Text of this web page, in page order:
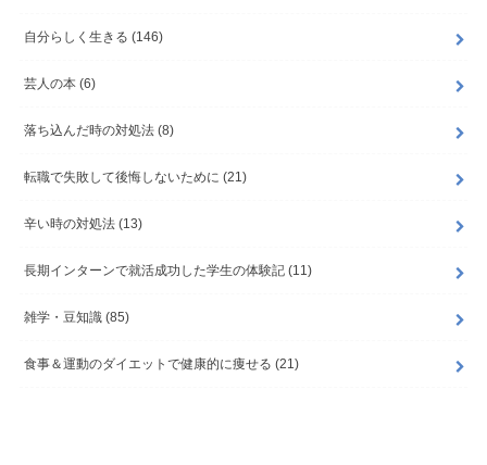
自分らしく生きる (146)
芸人の本 (6)
落ち込んだ時の対処法 (8)
転職で失敗して後悔しないために (21)
辛い時の対処法 (13)
長期インターンで就活成功した学生の体験記 (11)
雑学・豆知識 (85)
食事＆運動のダイエットで健康的に痩せる (21)